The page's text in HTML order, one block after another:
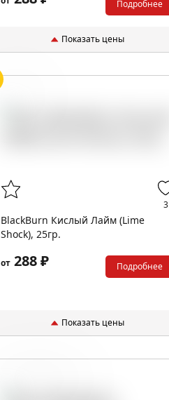
Подробнее
Показать цены
3
BlackBurn Кислый Лайм (Lime
Shock), 25гр.
от 288 ₽ Подробнее
Показать цены